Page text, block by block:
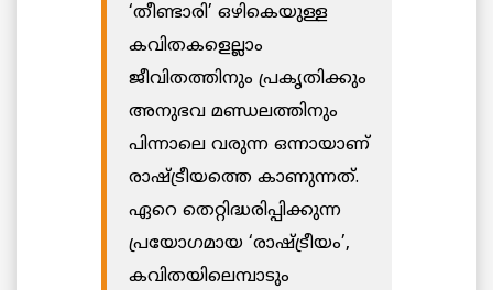
‘തീണ്ടാരി’ ഒഴികെയുള്ള
കവിതകളെല്ലാം
ജീവിതത്തിനും പ്രകൃതിക്കും
അനുഭവ മണ്ഡലത്തിനും
പിന്നാലെ വരുന്ന ഒന്നായാണ്
രാഷ്ട്രീയത്തെ കാണുന്നത്.
ഏറെ തെറ്റിദ്ധരിപ്പിക്കുന്ന
പ്രയോഗമായ ‘രാഷ്ട്രീയം’,
കവിതയിലെമ്പാടും